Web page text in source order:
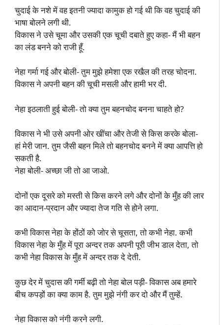
चुदाई के नशे में वह इतनी ज्यादा कामुक हो गई थी कि वह चुदाई की
भाषा बोलने लगी थी.
विकास ने उसे चूमा और उसकी एक चूची दबाते हुए कहा- मैं भी बहन
का लंड बनने को राजी हूँ.
नेहा गर्मा गई और बोली- तुम मुझे हमेशा एक रखैल की तरह चोदना.
विकास ने अपनी बहन की चूची मसली और हामी भर दी.
नेहा इठलाती हुई बोली- तो क्या तुम बहनचोद बनना चाहते हो?
विकास ने भी उसे अपनी ओर खींचा और तेजी से किस करके बोला-
हां मेरी जान. तुम जैसी बहन मिले तो बहनचोद बनने में क्या आपत्ति हो
सकती है.
नेहा बोली- अच्छा जी तो आ जाओ.
दोनों एक दूसरे को मस्ती से किस करने लगे और दोनों के मुँह की लार
का आदान-प्रदान और ज्यादा तेज गति से होने लगा.
कभी विकास नेहा के होंठों को जोर से चूसता, तो कभी नेहा. कभी
विकास नेहा के मुँह में पूरा अन्दर तक अपनी पूरी जीभ डाल देता, तो
कभी नेहा विकास के मुँह में अन्दर तक दे देती.
कुछ देर में चुदास की गर्मी बढ़ी तो नेहा बोल पड़ी- विकास अब हमारे
बीच कपड़ों का क्या काम है. तुम मुझे नंगी कर दो और मैं तुम्हें.
नेहा विकास को नंगी करने लगी.